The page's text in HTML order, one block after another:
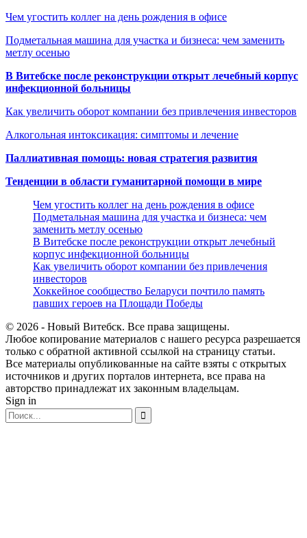
Чем угостить коллег на день рождения в офисе
Подметальная машина для участка и бизнеса: чем заменить
метлу осенью
В Витебске после реконструкции открыт лечебный корпус
инфекционной больницы
Как увеличить оборот компании без привлечения инвесторов
Алкогольная интоксикация: симптомы и лечение
Паллиативная помощь: новая стратегия развития
Тенденции в области гуманитарной помощи в мире
Чем угостить коллег на день рождения в офисе
Подметальная машина для участка и бизнеса: чем
заменить метлу осенью
В Витебске после реконструкции открыт лечебный
корпус инфекционной больницы
Как увеличить оборот компании без привлечения
инвесторов
Хоккейное сообщество Беларуси почтило память
павших героев на Площади Победы
© 2026 - Новый Витебск. Все права защищены.
Любое копирование материалов с нашего ресурса разрешается
только с обратной активной ссылкой на страницу статьи.
Все материалы опубликованные на сайте взяты с открытых
источников и других порталов интернета, все права на
авторство принадлежат их законным владельцам.
Sign in